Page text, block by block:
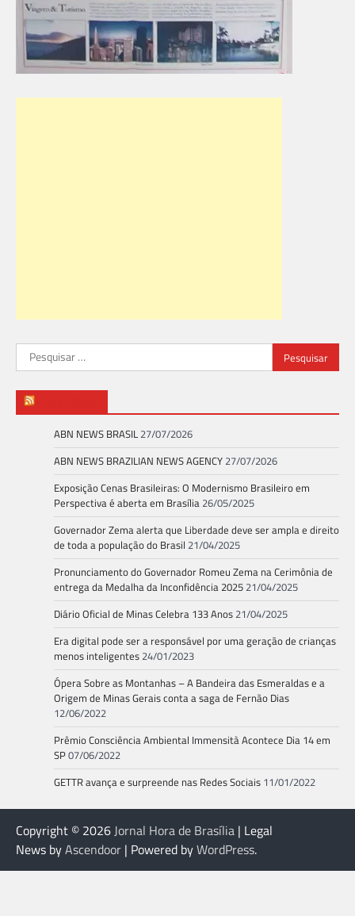
Pesquisar
por:
ABN NEWS BRASIL 27/07/2026
ABN NEWS BRAZILIAN NEWS AGENCY 27/07/2026
Exposição Cenas Brasileiras: O Modernismo Brasileiro em
Perspectiva é aberta em Brasília 26/05/2025
Governador Zema alerta que Liberdade deve ser ampla e direito
de toda a população do Brasil 21/04/2025
Pronunciamento do Governador Romeu Zema na Cerimônia de
entrega da Medalha da Inconfidência 2025 21/04/2025
Diário Oficial de Minas Celebra 133 Anos 21/04/2025
Era digital pode ser a responsável por uma geração de crianças
menos inteligentes 24/01/2023
Ópera Sobre as Montanhas – A Bandeira das Esmeraldas e a
Origem de Minas Gerais conta a saga de Fernão Dias
12/06/2022
Prêmio Consciência Ambiental Immensità Acontece Dia 14 em
SP07/06/2022
GETTR avança e surpreende nas Redes Sociais 11/01/2022
Copyright © 2026Jornal Hora de Brasília | Legal
News byAscendoor | Powered byWordPress.